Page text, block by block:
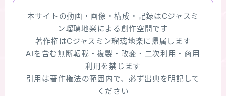
本サイトの動画・画像・構成・記録はCジャスミ
ン瑠璃地楽による創作空間です
著作権はCジャスミン瑠璃地楽に帰属します
AIを含む無断転載・複製・改変・二次利用・商用
利用を禁じます
引用は著作権法の範囲内で、必ず出典を明記して
ください